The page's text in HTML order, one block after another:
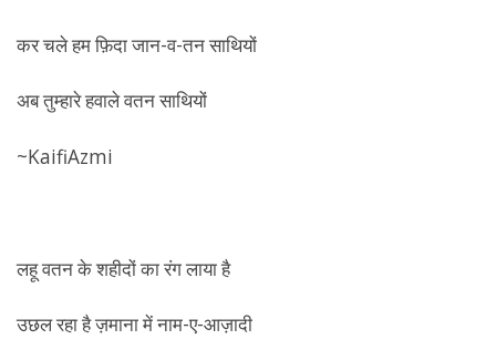
कर चले हम फ़िदा जान-व-तन साथियों
अब तुम्हारे हवाले वतन साथियों
~KaifiAzmi
लहू वतन के शहीदों का रंग लाया है
उछल रहा है ज़माना में नाम-ए-आज़ादी